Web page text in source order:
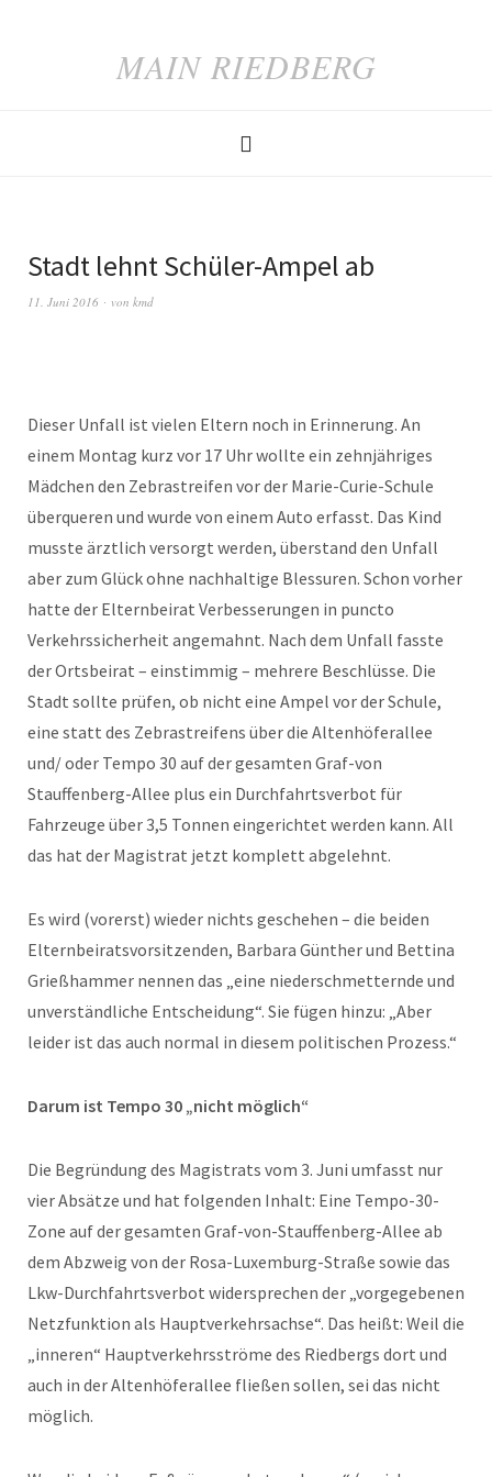
MAIN RIEDBERG
Stadt lehnt Schüler-Ampel ab
11. Juni 2016 von kmd
Dieser Unfall ist vielen Eltern noch in Erinnerung. An
einem Montag kurz vor 17 Uhr wollte ein zehnjähriges
Mädchen den Zebrastreifen vor der Marie-Curie-Schule
überqueren und wurde von einem Auto erfasst. Das Kind
musste ärztlich versorgt werden, überstand den Unfall
aber zum Glück ohne nachhaltige Blessuren. Schon vorher
hatte der Elternbeirat Verbesserungen in puncto
Verkehrssicherheit angemahnt. Nach dem Unfall fasste
der Ortsbeirat – einstimmig – mehrere Beschlüsse. Die
Stadt sollte prüfen, ob nicht eine Ampel vor der Schule,
eine statt des Zebrastreifens über die Altenhöferallee
und/ oder Tempo 30 auf der gesamten Graf-von
Stauffenberg-Allee plus ein Durchfahrtsverbot für
Fahrzeuge über 3,5 Tonnen eingerichtet werden kann. All
das hat der Magistrat jetzt komplett abgelehnt.
Es wird (vorerst) wieder nichts geschehen – die beiden
Elternbeiratsvorsitzenden, Barbara Günther und Bettina
Grießhammer nennen das „eine niederschmetternde und
unverständliche Entscheidung“. Sie fügen hinzu: „Aber
leider ist das auch normal in diesem politischen Prozess.“
Darum ist Tempo 30 „nicht möglich“
Die Begründung des Magistrats vom 3. Juni umfasst nur
vier Absätze und hat folgenden Inhalt: Eine Tempo-30-
Zone auf der gesamten Graf-von-Stauffenberg-Allee ab
dem Abzweig von der Rosa-Luxemburg-Straße sowie das
Lkw-Durchfahrtsverbot widersprechen der „vorgegebenen
Netzfunktion als Hauptverkehrsachse“. Das heißt: Weil die
„inneren“ Hauptverkehrsströme des Riedbergs dort und
auch in der Altenhöferallee fließen sollen, sei das nicht
möglich.